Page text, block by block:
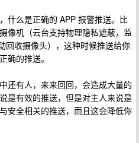
什么是正确的 APP 报警推送。比
像机（云台支持物理隐私遮蔽，监
回收摄像头），这种时候推送给你
确的推送。
还有人，来来回回，会造成大量的
是有效的推送，但是对主人来说是
安全相关的推送，而且这会降低你